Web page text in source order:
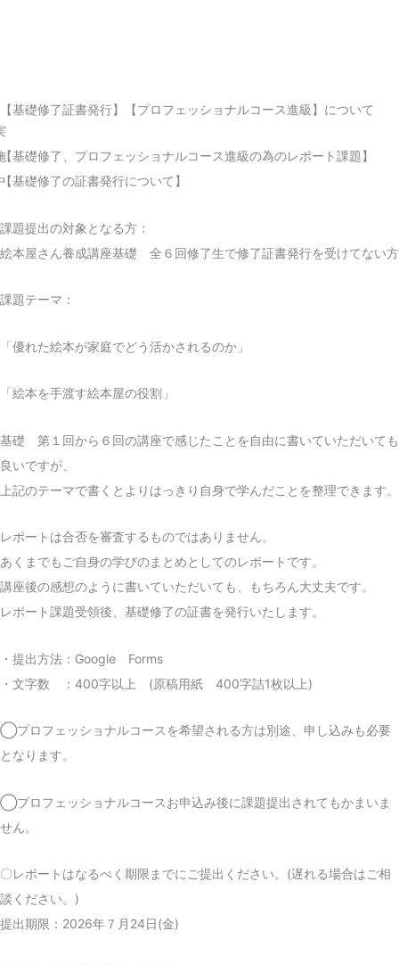
キ
ッ
プ
【基礎修了証書発行】【プロフェッショナルコース進級】について
【基礎修了、プロフェッショナルコース進級の為のレポート課題】
【基礎修了の証書発行について】
課題提出の対象となる方：
絵本屋さん養成講座基礎 全６回修了生で修了証書発行を受けてない方
課題テーマ：
「優れた絵本が家庭でどう活かされるのか」
「絵本を手渡す絵本屋の役割」
基礎 第１回から６回の講座で感じたことを自由に書いていただいても
良いですが、
上記のテーマで書くとよりはっきり自身で学んだことを整理できます。
レポートは合否を審査するものではありません。
あくまでもご自身の学びのまとめとしてのレポートです。
講座後の感想のように書いていただいても、もちろん大丈夫です。
レポート課題受領後、基礎修了の証書を発行いたします。
・提出方法：Google Forms
・文字数 ：400字以上 (原稿用紙 400字詰1枚以上)
◯プロフェッショナルコースを希望される方は別途、申し込みも必要
となります。
◯プロフェッショナルコースお申込み後に課題提出されてもかまいま
せん。
〇レポートはなるべく期限までにご提出ください。(遅れる場合はご相
談ください。)
提出期限：2026年７月24日(金)